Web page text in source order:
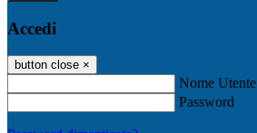
Accedi
button close ×
Nome Utente
Password